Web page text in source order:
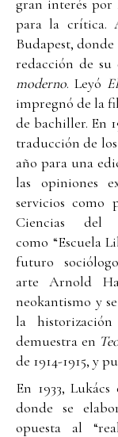
gran interés por
para la crítica.
Budapest,
redacción de su
moderno. Leyó
impregnó de la
de bachiller. En
traducción de
año para una
las opiniones
servicios como
Ciencias del
como “Escuela
futuro
arte Arnold
neokantismo y
la
demuestra en
de 1914-1915, y
En 1933,
donde se
opuesta al